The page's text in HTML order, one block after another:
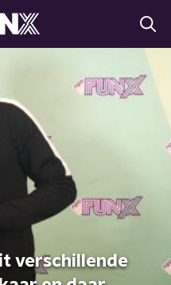
verschillende